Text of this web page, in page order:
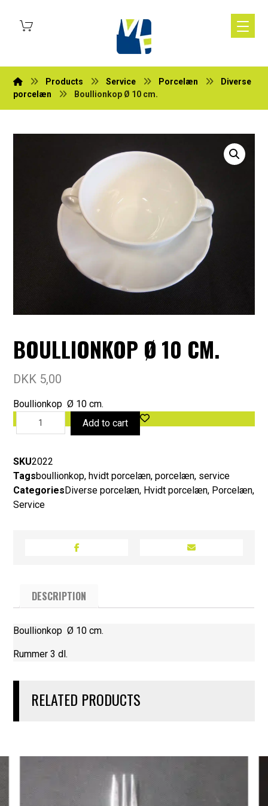
Products Service Porcelæn
Diverse
porcelæn
Boullionkop Ø 10 cm.
BOULLIONKOP Ø 10 CM.
DKK 5,00
Boullionkop Ø 10 cm.
Add to cart
SKU2022
Tagsboullionkop, hvidt porcelæn,porcelæn, service
Categories Diverse porcelæn, Hvidt porcelæn, Porcelæn,
Service
DESCRIPTION
Boullionkop Ø 10 cm.
Rummer 3 dl.
RELATED PRODUCTS